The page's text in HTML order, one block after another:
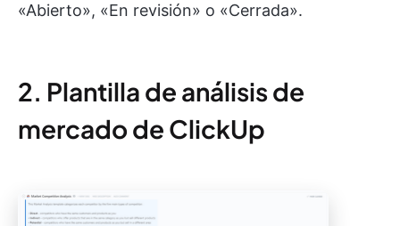
«Abierto», «En revisión» o «Cerrada».
2. Plantilla de análisis de
mercado de ClickUp